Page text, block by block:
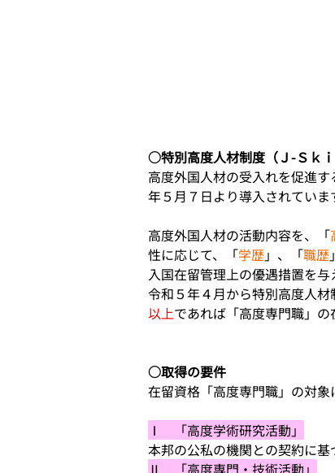
○特別高度人材制度（Ｊ-Ｓｋ
高度外国人材の受入れを促進
年５月７日より導入されていま
高度外国人材の活動内容を、「
性に応じて、「学歴 」、「職歴
入国在留管理上の優遇措置を
令和５年４月から特別高度人
以上であれば「高度専門職」
○取得の要件
在留資格「高度専門職」の対象
Ⅰ　「高度学術研究活動」
本邦の公私の機関との契約に基
Ⅱ　「高度専門・技術活動」